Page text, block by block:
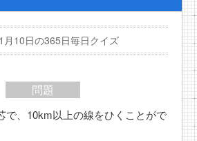
月10日の365日毎日クイズ
問題
で、10km以上の線をひくことがで